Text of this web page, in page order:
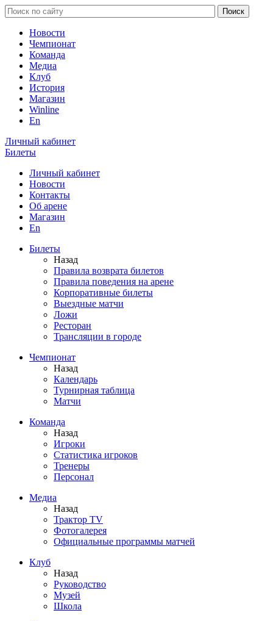
Новости
Чемпионат
Команда
Медиа
Клуб
История
Магазин
Winline
En
Личный кабинет
Билеты
Личный кабинет
Новости
Контакты
Об арене
Магазин
En
Билеты
Назад
Правила возврата билетов
Правила поведения на арене
Корпоративные билеты
Выездные матчи
Ложи
Ресторан
Трансляции в городе
Чемпионат
Назад
Календарь
Турнирная таблица
Матчи
Команда
Назад
Игроки
Статистика игроков
Тренеры
Персонал
Медиа
Назад
Трактор TV
Фотогалерея
Официальные программы матчей
Клуб
Назад
Руководство
Музей
Школа